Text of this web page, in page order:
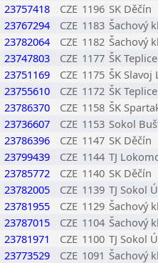
23757418 CZE 1196 SK Děčín
23767294 CZE 1183 Šachový
23782064 CZE 1182 Šachový
23747803 CZE 1177 ŠK Teplice
23751169 CZE 1175 ŠK
23755610 CZE 1172 ŠK Teplice
23786370 CZE 1158 ŠK
23736607 CZE 1153 Sokol
23786396 CZE 1147 SK Děčín
23799439 CZE 1144 TJ
23785772 CZE 1140 SK Děčín
23782005 CZE 1139 TJ Sokol
23781955 CZE 1129 Šachový
23787015 CZE 1104 Šachový
23781971 CZE 1100 TJ Sokol
23773529 CZE 1091 Šachový